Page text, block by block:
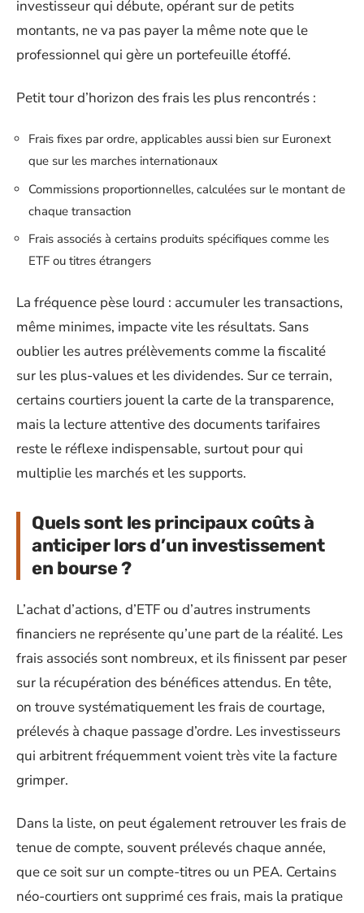
investisseur qui débute, opérant sur de petits
montants, ne va pas payer la même note que le
professionnel qui gère un portefeuille étoffé.
Petit tour d’horizon des frais les plus rencontrés :
Frais fixes par ordre, applicables aussi bien sur Euronext
que sur les marches internationaux
Commissions proportionnelles, calculées sur le montant de
chaque transaction
Frais associés à certains produits spécifiques comme les
ETF ou titres étrangers
La fréquence pèse lourd : accumuler les transactions,
même minimes, impacte vite les résultats. Sans
oublier les autres prélèvements comme la fiscalité
sur les plus-values et les dividendes. Sur ce terrain,
certains courtiers jouent la carte de la transparence,
mais la lecture attentive des documents tarifaires
reste le réflexe indispensable, surtout pour qui
multiplie les marchés et les supports.
Quels sont les principaux coûts à
anticiper lors d’un investissement
en bourse ?
L’achat d’actions, d’ETF ou d’autres instruments
financiers ne représente qu’une part de la réalité. Les
frais associés sont nombreux, et ils finissent par peser
sur la récupération des bénéfices attendus. En tête,
on trouve systématiquement les frais de courtage,
prélevés à chaque passage d’ordre. Les investisseurs
qui arbitrent fréquemment voient très vite la facture
grimper.
Dans la liste, on peut également retrouver les frais de
tenue de compte, souvent prélevés chaque année,
que ce soit sur un compte-titres ou un PEA. Certains
néo-courtiers ont supprimé ces frais, mais la pratique